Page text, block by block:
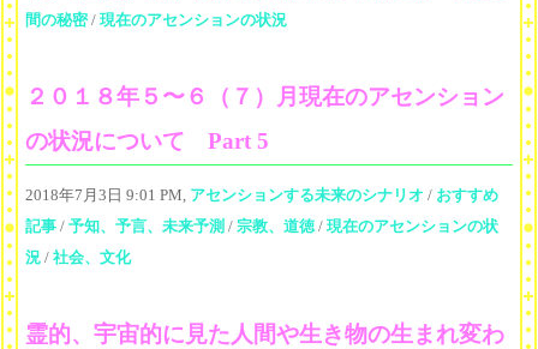
間の秘密/ 現在のアセンションの状況
２０１８年５〜６（７）月現在のアセンション
の状況について Part 5
2018年7月3日 9:01 PM, アセンションする未来のシナリオ / おすすめ
記事 / 予知、予言、未来予測 / 宗教、道徳/ 現在のアセンションの状
況 / 社会、文化
霊的、宇宙的に見た人間や生き物の生まれ変わ